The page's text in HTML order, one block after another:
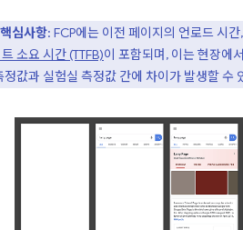
핵심사항: FCP에는 이전 페이지의 언로드 시
소요 시간 (TTFB)이 포함되며, 이는 현장에
정값과 실험실 측정값 간에 차이가 발생할 수